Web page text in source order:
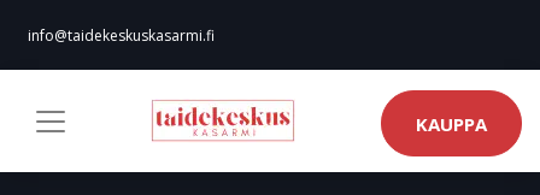
info@taidekeskuskasarmi.fi
KAUPPA